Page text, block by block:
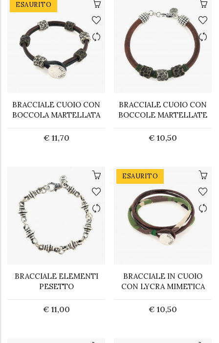
ESAURITO
BRACCIALE CUOIO CON
BOCCOLA MARTELLATA
€ 11,70
BRACCIALE CUOIO CON
BOCCOLE MARTELLATE
€ 10,50
BRACCIALE ELEMENTI
PESETTO
€ 11,00
ESAURITO
BRACCIALE IN CUOIO
CON LYCRA MIMETICA
€ 10,50